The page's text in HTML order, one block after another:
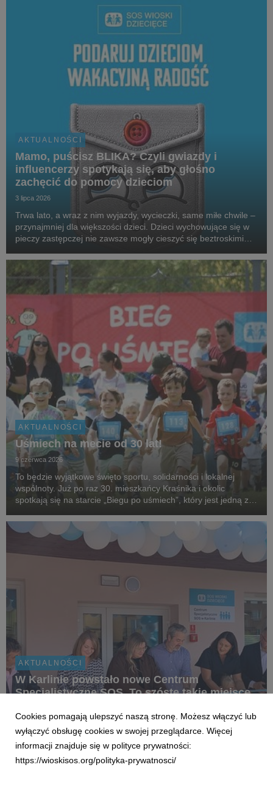
AKTUALNOŚCI
Mamo, puścisz BLIKA? Czyli gwiazdy i
influencerzy spotykają się, aby głośno
zachęcić do pomocy dzieciom
3 lipca 2026
Trwa lato, a wraz z nim wyjazdy, wycieczki, same miłe chwile –
przynajmniej dla większości dzieci. Dzieci wychowujące się w
pieczy zastępczej nie zawsze mogły cieszyć się beztroskimi
SOS Wiosek Dziecięcych, gwiazdy,...
AKTUALNOŚCI
Uśmiech na mecie od 30 lat!
9 czerwca 2026
To będzie wyjątkowe święto sportu, solidarności i lokalnej
wspólnoty. Już po raz 30. mieszkańcy Kraśnika i okolic
spotkają się na starcie „Biegu po uśmiech”, który jest jedną z
biegowych w regionie, organizowanej przez...
AKTUALNOŚCI
W Karlinie powstało nowe Centrum
Specjalistyczne SOS. To szóste takie miejsce
8 czerwca 2026
2 czerwca w Karlinie, na terenie SOS Wioski Dziecięcej,
uruchomiono nowoczesne miejsce wsparcia, w którym dzieci i
młodzież będą mogły skorzystać z bezpłatnej, kompleksowej
Cookies pomagają ulepszyć naszą stronę. Możesz włączyć lub
wyłączyć obsługę cookies w swojej przeglądarce. Więcej
informacji znajduje się w polityce prywatności:
https://wioskisos.org/polityka-prywatnosci/